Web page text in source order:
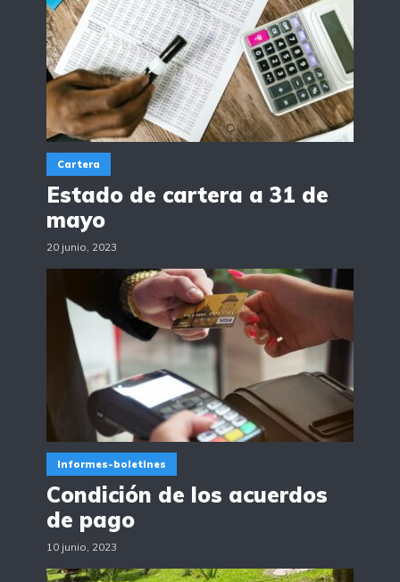
Cartera
Estado de cartera a 31 de
mayo
20 junio, 2023
Informes-boletines
Condición de los acuerdos
de pago
10 junio, 2023